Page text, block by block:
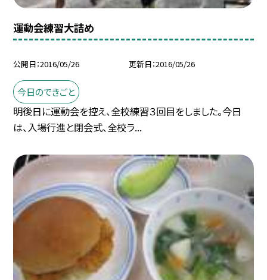
運動会練習大詰め
公開日 2016/05/26 更新日 2016/05/26
今日のできごと
明後日に運動会を控え、全校練習３回目をしました。今日
は、入場行進と閉会式、全校ラ...